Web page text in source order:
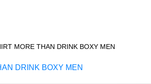
MORE THAN DRINK BOXY MEN
DRINK BOXY MEN